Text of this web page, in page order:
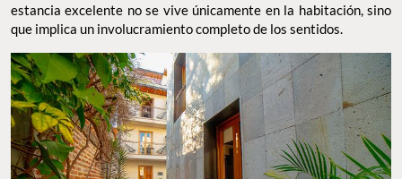
estancia excelente no se vive únicamente en la habitación, sino
que implica un involucramiento completo de los sentidos.